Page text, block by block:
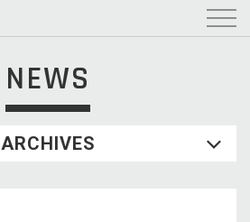
NEWS
ARCHIVES